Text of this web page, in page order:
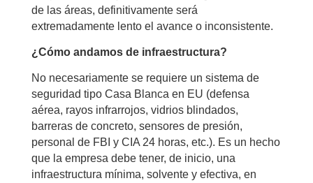
de las áreas, definitivamente será
extremadamente lento el avance o inconsistente.
¿Cómo andamos de infraestructura?
No necesariamente se requiere un sistema de
seguridad tipo Casa Blanca en EU (defensa
aérea, rayos infrarrojos, vidrios blindados,
barreras de concreto, sensores de presión,
personal de FBI y CIA 24 horas, etc.). Es un hecho
que la empresa debe tener, de inicio, una
infraestructura mínima, solvente y efectiva, en